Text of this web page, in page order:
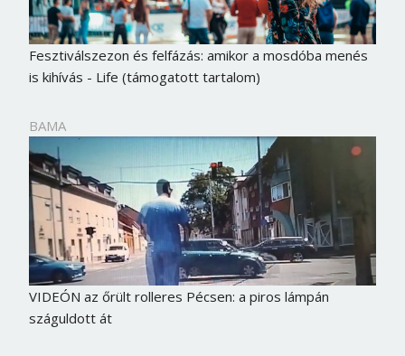
Fesztiválszezon és felfázás: amikor a mosdóba menés
is kihívás - Life (támogatott tartalom)
BAMA
VIDEÓN az őrült rolleres Pécsen: a piros lámpán
száguldott át